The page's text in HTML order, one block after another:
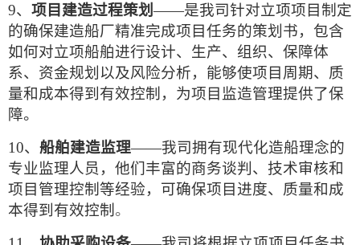
9、 项目建造过程策划——是我司针对立项项目制定
的确保建造船厂精准完成项目任务的策划书，包含
如何对立项船舶进行设计、生产、组织、保障体
系、资金规划以及风险分析，能够使项目周期、质
量和成本得到有效控制，为项目监造管理提供了保
障。
10、 船舶建造监理——我司拥有现代化造船理念的
专业监理人员，他们丰富的商务谈判、技术审核和
项目管理控制等经验，可确保项目进度、质量和成
本得到有效控制 。